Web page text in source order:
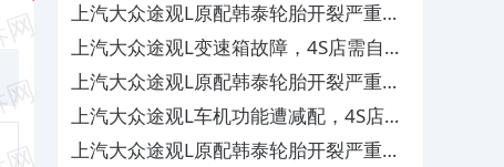
厂商拒绝质保
上汽大众途观L原配韩泰轮胎开裂严重，
厂家拒绝质保
上汽大众途观L变速箱故障，4S店需自费
维修
上汽大众途观L原配韩泰轮胎开裂严重，
厂商不予理赔
上汽大众途观L车机功能遭减配，4S店敷
衍推诿拒不处理
上汽大众途观L原配韩泰轮胎开裂严重，